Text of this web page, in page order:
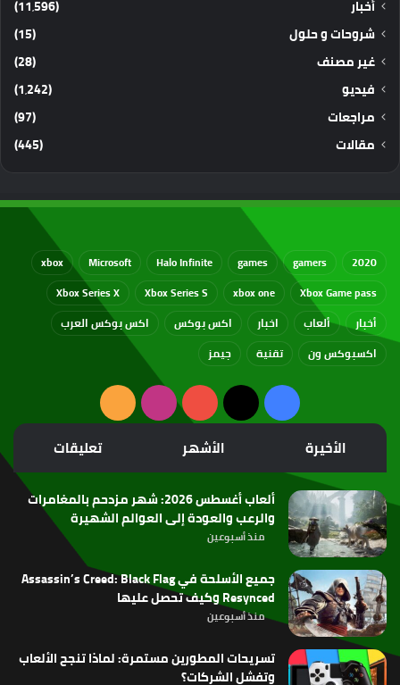
أخبار
(11٬596)
شروحات و حلول
(15)
غير مصنف
(28)
فيديو
(1٬242)
مراجعات
(97)
مقالات
(445)
2020
gamers
games
Halo Infinite
Microsoft
xbox
Xbox Game pass
xbox one
Xbox Series S
Xbox Series X
أخبار
ألعاب اخبار اكس بوكس
اكس بوكس العرب
اكسبوكس ون
تقنية جيمز
فيسبوك
‫X
‫YouTubeانستقرامملخص
الموقع
RSS
الأخيرة الأشهر تعليقات
ألعاب أغسطس 2026: شهر مزدحم بالمغامرات
والرعب والعودة إلى العوالم الشهيرة
منذ أسبوعين
جميع الأسلحة في Assassin’s Creed: Black Flag
Resynced وكيف تحصل عليها
منذ أسبوعين
تسريحات المطورين مستمرة: لماذا تنجح الألعاب
وتفشل الشركات؟